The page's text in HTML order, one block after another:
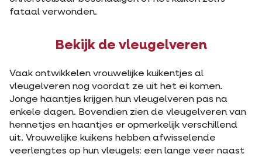
fataal verwonden.
Bekijk de vleugelveren
Vaak ontwikkelen vrouwelijke kuikentjes al
vleugelveren nog voordat ze uit het ei komen.
Jonge haantjes krijgen hun vleugelveren pas na
enkele dagen. Bovendien zien de vleugelveren van
hennetjes en haantjes er opmerkelijk verschillend
uit. Vrouwelijke kuikens hebben afwisselende
veerlengtes op hun vleugels: een lange veer naast